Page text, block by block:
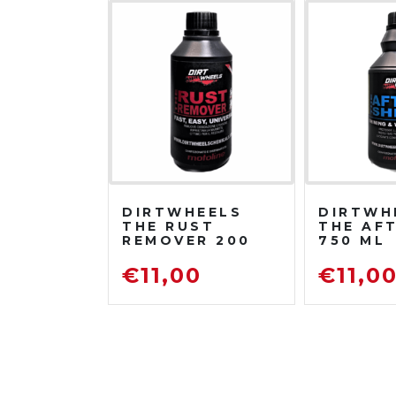
DIRTWHEELS
THE RUST
REMOVER 200
DISOSSIDANTE
RIMUOVI
€11,00
THE
750 ML
€11,00